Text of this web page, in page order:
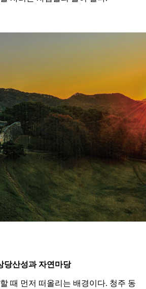
당산성과 자연마당
때 먼저 떠올리는 배경이다. 청주 동